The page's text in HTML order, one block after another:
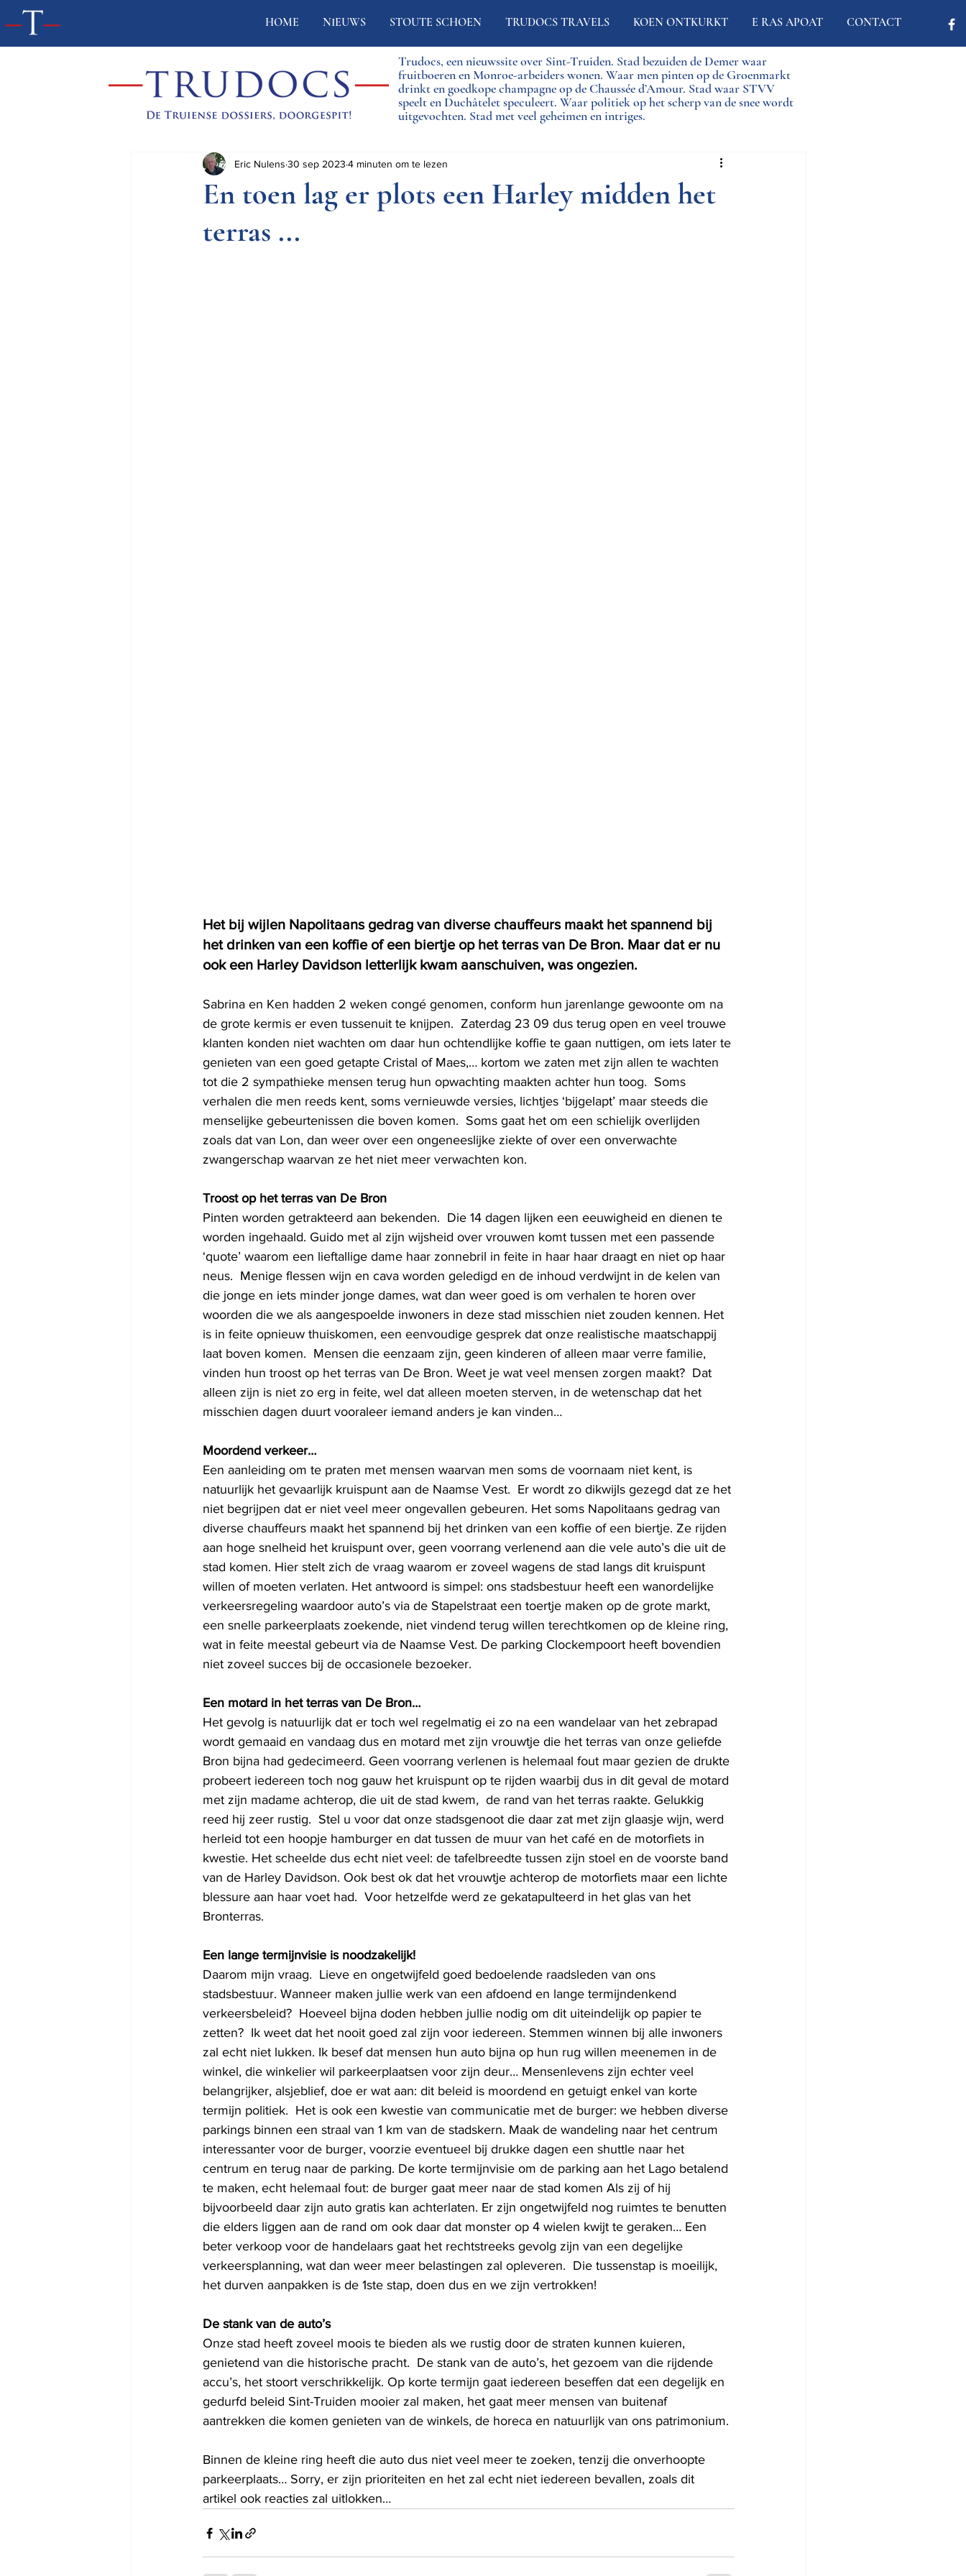
HOME NIEUWS STOUTE SCHOEN TRUDOCS TRAVELS KOEN ONTKURKT E RAS APOAT CONTACT
Trudocs, een nieuwssite over Sint-Truiden. Stad bezuiden de Demer waar
fruitboeren en Monroe-arbeiders wonen. Waar men pinten op de Groenmarkt
drinkt en goedkope champagne op de Chaussée d’Amour. Stad waar STVV
speelt en Duchâtelet speculeert. Waar politiek op het scherp van de snee wordt
uitgevochten. Stad met veel geheimen en intriges.
En toen lag er plots een Harley midden het
terras ...
Eric Nulens 30 sep 2023 4 minuten om te lezen
Het bij wijlen Napolitaans gedrag van diverse chauffeurs maakt het spannend bij
het drinken van een koffie of een biertje op het terras van De Bron. Maar dat er nu
ook een Harley Davidson letterlijk kwam aanschuiven, was ongezien.
Sabrina en Ken hadden 2 weken congé genomen, conform hun jarenlange gewoonte om na
de grote kermis er even tussenuit te knijpen. Zaterdag 23 09 dus terug open en veel trouwe
klanten konden niet wachten om daar hun ochtendlijke koffie te gaan nuttigen, om iets later te
genieten van een goed getapte Cristal of Maes,… kortom we zaten met zijn allen te wachten
tot die 2 sympathieke mensen terug hun opwachting maakten achter hun toog.  Soms
verhalen die men reeds kent, soms vernieuwde versies, lichtjes ‘bijgelapt’ maar steeds die
menselijke gebeurtenissen die boven komen.  Soms gaat het om een schielijk overlijden
zoals dat van Lon, dan weer over een ongeneeslijke ziekte of over een onverwachte
zwangerschap waarvan ze het niet meer verwachten kon.
Troost op het terras van De Bron
Pinten worden getrakteerd aan bekenden.  Die 14 dagen lijken een eeuwigheid en dienen te
worden ingehaald. Guido met al zijn wijsheid over vrouwen komt tussen met een passende
‘quote’ waarom een lieftallige dame haar zonnebril in feite in haar haar draagt en niet op haar
neus.  Menige flessen wijn en cava worden geledigd en de inhoud verdwijnt in de kelen van
die jonge en iets minder jonge dames, wat dan weer goed is om verhalen te horen over
woorden die we als aangespoelde inwoners in deze stad misschien niet zouden kennen. Het
is in feite opnieuw thuiskomen, een eenvoudige gesprek dat onze realistische maatschappij
laat boven komen.  Mensen die eenzaam zijn, geen kinderen of alleen maar verre familie,
vinden hun troost op het terras van De Bron. Weet je wat veel mensen zorgen maakt?  Dat
alleen zijn is niet zo erg in feite, wel dat alleen moeten sterven, in de wetenschap dat het
misschien dagen duurt vooraleer iemand anders je kan vinden…
Moordend verkeer…
Een aanleiding om te praten met mensen waarvan men soms de voornaam niet kent, is
natuurlijk het gevaarlijk kruispunt aan de Naamse Vest.  Er wordt zo dikwijls gezegd dat ze het
niet begrijpen dat er niet veel meer ongevallen gebeuren. Het soms Napolitaans gedrag van
diverse chauffeurs maakt het spannend bij het drinken van een koffie of een biertje. Ze rijden
aan hoge snelheid het kruispunt over, geen voorrang verlenend aan die vele auto’s die uit de
stad komen. Hier stelt zich de vraag waarom er zoveel wagens de stad langs dit kruispunt
willen of moeten verlaten. Het antwoord is simpel: ons stadsbestuur heeft een wanordelijke
verkeersregeling waardoor auto’s via de Stapelstraat een toertje maken op de grote markt,
een snelle parkeerplaats zoekende, niet vindend terug willen terechtkomen op de kleine ring,
wat in feite meestal gebeurt via de Naamse Vest. De parking Clockempoort heeft bovendien
niet zoveel succes bij de occasionele bezoeker.
Een motard in het terras van De Bron…
Het gevolg is natuurlijk dat er toch wel regelmatig ei zo na een wandelaar van het zebrapad
wordt gemaaid en vandaag dus en motard met zijn vrouwtje die het terras van onze geliefde
Bron bijna had gedecimeerd. Geen voorrang verlenen is helemaal fout maar gezien de drukte
probeert iedereen toch nog gauw het kruispunt op te rijden waarbij dus in dit geval de motard
met zijn madame achterop, die uit de stad kwem,  de rand van het terras raakte. Gelukkig
reed hij zeer rustig.  Stel u voor dat onze stadsgenoot die daar zat met zijn glaasje wijn, werd
herleid tot een hoopje hamburger en dat tussen de muur van het café en de motorfiets in
kwestie. Het scheelde dus echt niet veel: de tafelbreedte tussen zijn stoel en de voorste band
van de Harley Davidson. Ook best ok dat het vrouwtje achterop de motorfiets maar een lichte
blessure aan haar voet had.  Voor hetzelfde werd ze gekatapulteerd in het glas van het
Bronterras.
Een lange termijnvisie is noodzakelijk!
Daarom mijn vraag.  Lieve en ongetwijfeld goed bedoelende raadsleden van ons
stadsbestuur. Wanneer maken jullie werk van een afdoend en lange termijndenkend
verkeersbeleid?  Hoeveel bijna doden hebben jullie nodig om dit uiteindelijk op papier te
zetten?  Ik weet dat het nooit goed zal zijn voor iedereen. Stemmen winnen bij alle inwoners
zal echt niet lukken. Ik besef dat mensen hun auto bijna op hun rug willen meenemen in de
winkel, die winkelier wil parkeerplaatsen voor zijn deur… Mensenlevens zijn echter veel
belangrijker, alsjeblief, doe er wat aan: dit beleid is moordend en getuigt enkel van korte
termijn politiek.  Het is ook een kwestie van communicatie met de burger: we hebben diverse
parkings binnen een straal van 1 km van de stadskern. Maak de wandeling naar het centrum
interessanter voor de burger, voorzie eventueel bij drukke dagen een shuttle naar het
centrum en terug naar de parking. De korte termijnvisie om de parking aan het Lago betalend
te maken, echt helemaal fout: de burger gaat meer naar de stad komen Als zij of hij
bijvoorbeeld daar zijn auto gratis kan achterlaten. Er zijn ongetwijfeld nog ruimtes te benutten
die elders liggen aan de rand om ook daar dat monster op 4 wielen kwijt te geraken… Een
beter verkoop voor de handelaars gaat het rechtstreeks gevolg zijn van een degelijke
verkeersplanning, wat dan weer meer belastingen zal opleveren.  Die tussenstap is moeilijk,
het durven aanpakken is de 1ste stap, doen dus en we zijn vertrokken!
De stank van de auto’s
Onze stad heeft zoveel moois te bieden als we rustig door de straten kunnen kuieren,
genietend van die historische pracht.  De stank van de auto’s, het gezoem van die rijdende
accu’s, het stoort verschrikkelijk. Op korte termijn gaat iedereen beseffen dat een degelijk en
gedurfd beleid Sint-Truiden mooier zal maken, het gaat meer mensen van buitenaf
aantrekken die komen genieten van de winkels, de horeca en natuurlijk van ons patrimonium.
Binnen de kleine ring heeft die auto dus niet veel meer te zoeken, tenzij die onverhoopte
parkeerplaats… Sorry, er zijn prioriteiten en het zal echt niet iedereen bevallen, zoals dit
artikel ook reacties zal uitlokken…